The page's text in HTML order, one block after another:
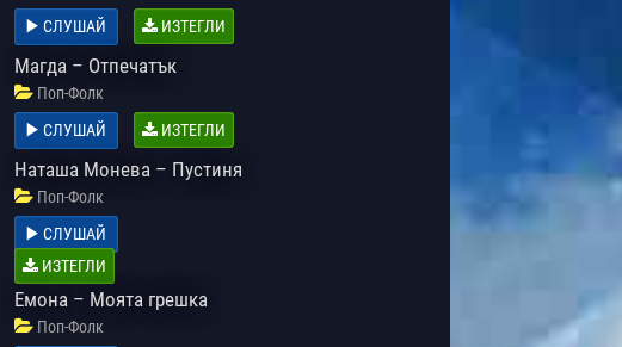
СЛУШАЙ
ИЗТЕГЛИ
Магда – Отпечатък
Поп-Фолк
СЛУШАЙ
ИЗТЕГЛИ
Наташа Монева – Пустиня
Поп-Фолк
СЛУШАЙ
ИЗТЕГЛИ
Емона – Моята грешка
Поп-Фолк